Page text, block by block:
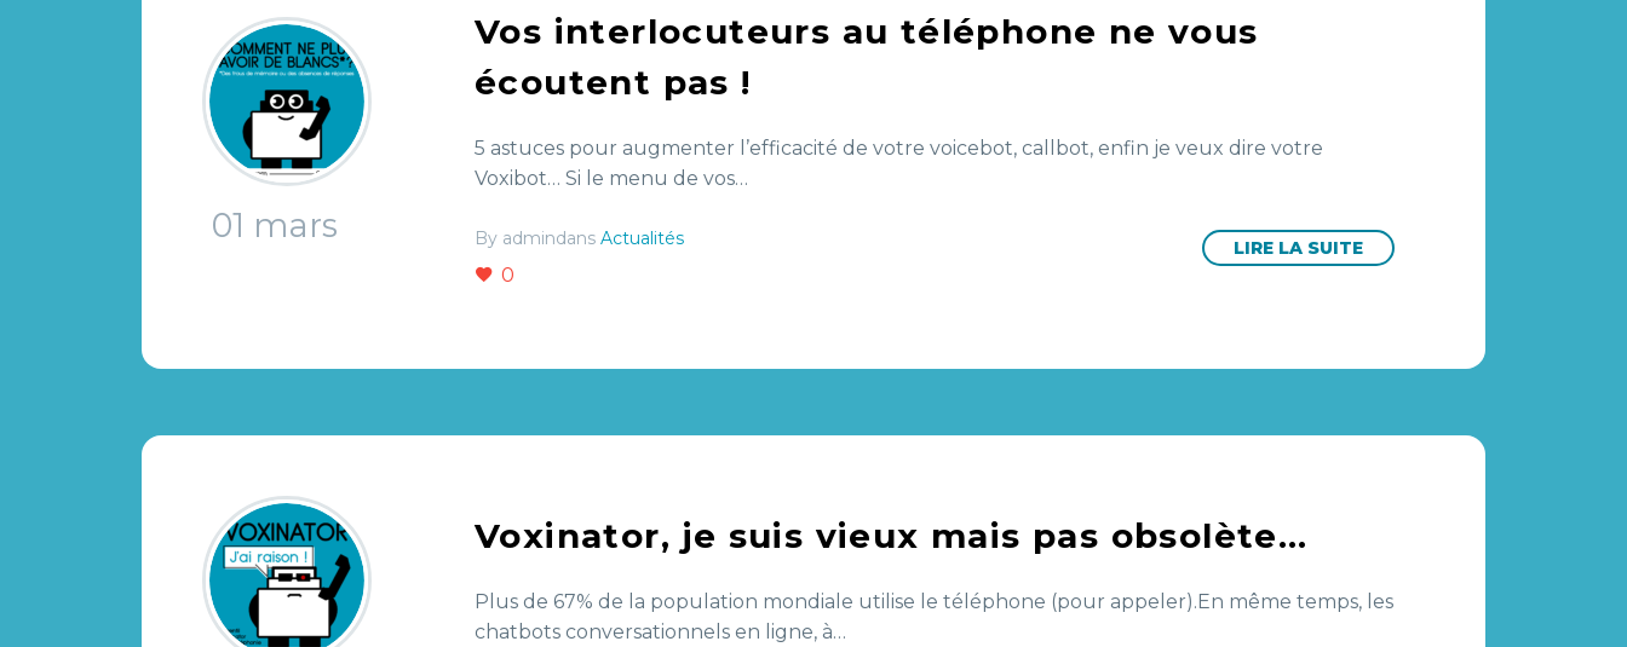
01 mars
Vos interlocuteurs au téléphone ne vous
écoutent pas !
5 astuces pour augmenter l’efficacité de votre voicebot, callbot, enfin je veux dire votre
Voxibot… Si le menu de vos…
By admindans Actualités
0
LIRE LA SUITE
Voxinator, je suis vieux mais pas obsolète…
Plus de 67% de la population mondiale utilise le téléphone (pour appeler).En même temps, les
chatbots conversationnels en ligne, à…